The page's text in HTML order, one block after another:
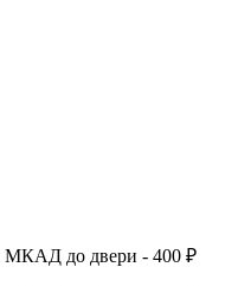
МКАД до двери - 400 ₽